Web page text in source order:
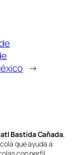
→
Bastida Cañada,
que ayuda a